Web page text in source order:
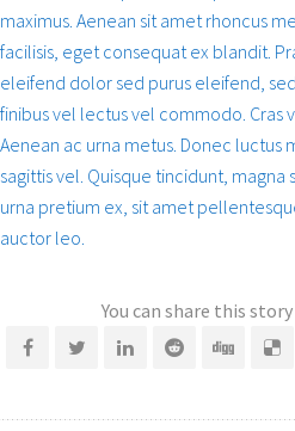
maximus. Aenean sit amet rhoncus
facilisis, eget consequat ex blandit.
eleifend dolor sed purus eleifend,
finibus vel lectus vel commodo. Cras
Aenean ac urna metus. Donec luctus
sagittis vel. Quisque tincidunt,
urna pretium ex, sit amet
auctor leo.
You can share this